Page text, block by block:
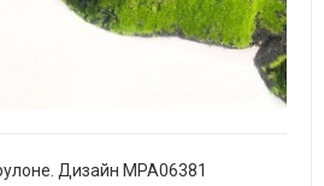
Дизайн MPA06381